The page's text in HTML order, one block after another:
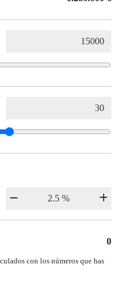
0
con los números que has